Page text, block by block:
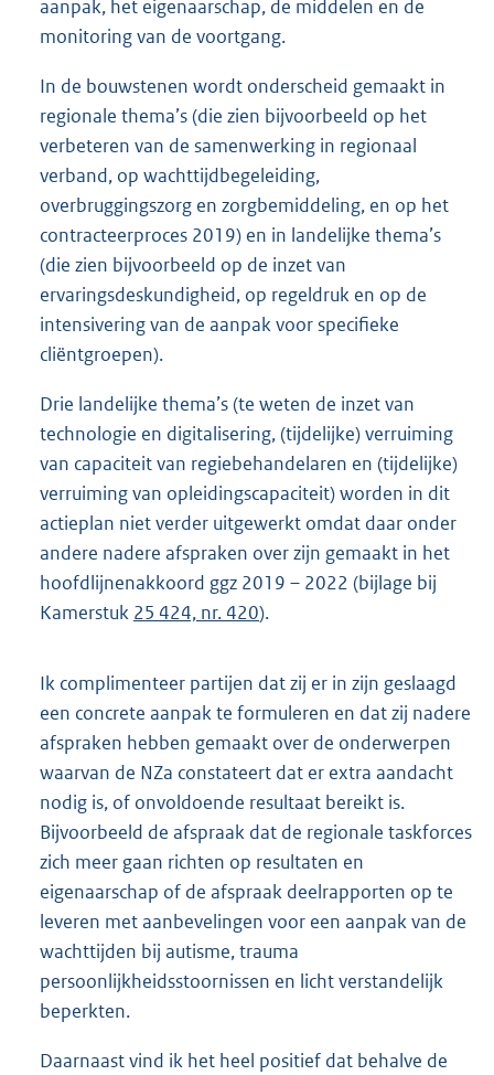
aanpak, het eigenaarschap, de middelen en de
monitoring van de voortgang.
In de bouwstenen wordt onderscheid gemaakt in
regionale thema’s (die zien bijvoorbeeld op het
verbeteren van de samenwerking in regionaal
verband, op wachttijdbegeleiding,
overbruggingszorg en zorgbemiddeling, en op het
contracteerproces 2019) en in landelijke thema’s
(die zien bijvoorbeeld op de inzet van
ervaringsdeskundigheid, op regeldruk en op de
intensivering van de aanpak voor specifieke
cliëntgroepen).
Drie landelijke thema’s (te weten de inzet van
technologie en digitalisering, (tijdelijke) verruiming
van capaciteit van regiebehandelaren en (tijdelijke)
verruiming van opleidingscapaciteit) worden in dit
actieplan niet verder uitgewerkt omdat daar onder
andere nadere afspraken over zijn gemaakt in het
hoofdlijnenakkoord ggz 2019 – 2022 (bijlage bij
Kamerstuk 25 424, nr. 420).
Ik complimenteer partijen dat zij er in zijn geslaagd
een concrete aanpak te formuleren en dat zij nadere
afspraken hebben gemaakt over de onderwerpen
waarvan de NZa constateert dat er extra aandacht
nodig is, of onvoldoende resultaat bereikt is.
Bijvoorbeeld de afspraak dat de regionale taskforces
zich meer gaan richten op resultaten en
eigenaarschap of de afspraak deelrapporten op te
leveren met aanbevelingen voor een aanpak van de
wachttijden bij autisme, trauma
persoonlijkheidsstoornissen en licht verstandelijk
beperkten.
Daarnaast vind ik het heel positief dat behalve de